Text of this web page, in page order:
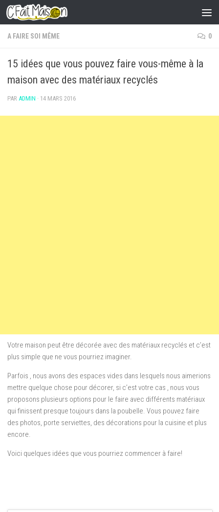
Skip to content
A FAIRE SOI MÊME 0
15 idées que vous pouvez faire vous-même à la
maison avec des matériaux recyclés
PAR ADMIN · 14 MARS 2016
Votre maison peut être décorée avec des matériaux recyclés et c’est
plus simple que ne vous pourriez imaginer.
Parfois , nous avons des espaces vides dans lesquels nous aimerions
mettre quelque chose pour décorer, si c’est votre cas , nous vous
proposons plusieurs options pour le faire avec différents matériaux
qui finissent presque toujours dans la poubelle. Vous pouvez faire
des photos, porte serviettes, des décorations pour la cuisine et plus
encore.
Voici quelques idées que vous pourriez commencer à faire!